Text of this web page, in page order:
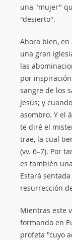
una "mujer"
"desierto".
Ahora bien, en
una gran
las
por
sangre de los
Jesús; y
asombro. Y el
te diré el
trae, la cual
(vv. 6–7). Por
es también
Estará
resurrección
Mientras este
formando en
profeta "cuyo